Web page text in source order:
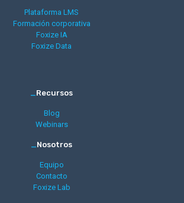
Plataforma LMS
Formación corporativa
Foxize IA
Foxize Data
_Recursos
Blog
Webinars
_Nosotros
Equipo
Contacto
Foxize Lab